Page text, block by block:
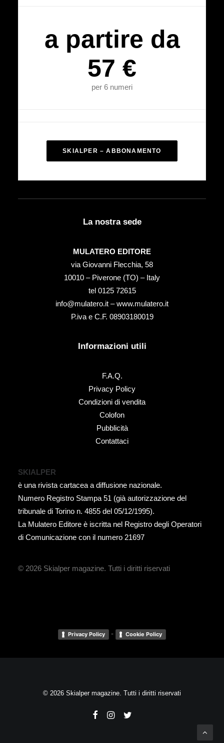
a partire da
57 €
per 6 numeri
SKIALPER – ABBONAMENTO
La nostra sede
MULATERO EDITORE
via Giovanni Flecchia, 58
10010 – Piverone (TO) – Italy
tel ‭0125 72615‬
info@mulatero.it –www.mulatero.it
P.iva e C.F. 08903180019
Informazioni utili
F.A.Q.
Privacy Policy
Condizioni di vendita
Colofon
Pubblicità
Contattaci
SKIALPER
è una rivista cartacea a diffusione nazionale.
Numero Registro Stampa 51 (già autorizzazione del
tribunale di Torino n. 4855 del 05/12/1995).
La Mulatero Editore è iscritta nel Registro degli Operatori
di Comunicazione con il numero 21697
© 2026 Skialper magazine. Tutti i diritti riservati
Privacy Policy - Cookie Policy
© 2026 Skialper magazine. Tutti i diritti riservati